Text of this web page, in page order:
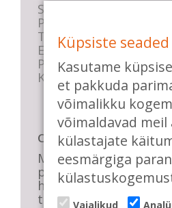
Stuudio sisekord
Privaatsustingimused
Tasemete kirjeldused
E-poe tingimused
Parkimise info
KKK
Casa de Baile
Me pühendume
positiivsele
huvitavatele ning
tantsudele. Kui mõnes
Küpsiste seaded
Kasutame
et pakkuda
võimalikku
võimaldavad meil
külastajate
eesmärgiga
Vajalikud